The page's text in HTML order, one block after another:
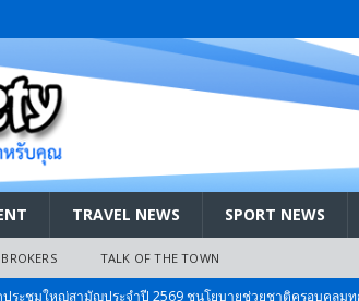
TRAVEL NEWS SPORT NEWS
TALK OF THE TOWN
ระชุมใหญ่สามัญประจำปี 2569 ชูนโยบายช่วยชาติครอบคลุม